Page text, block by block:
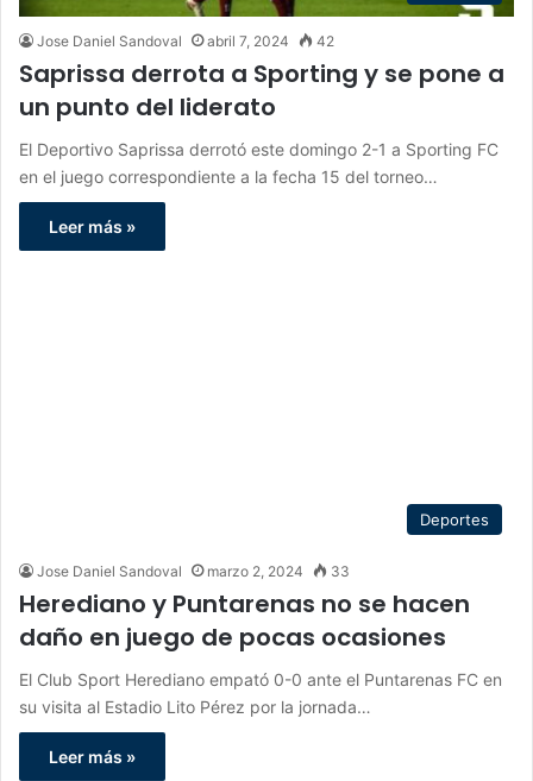
Jose Daniel Sandoval abril 7, 2024 42
Saprissa derrota a Sporting y se pone a
un punto del liderato
El Deportivo Saprissa derrotó este domingo 2-1 a Sporting FC
en el juego correspondiente a la fecha 15 del torneo…
Leer más »
Deportes
Jose Daniel Sandoval marzo 2, 2024 33
Herediano y Puntarenas no se hacen
daño en juego de pocas ocasiones
El Club Sport Herediano empató 0-0 ante el Puntarenas FC en
su visita al Estadio Lito Pérez por la jornada…
Leer más »